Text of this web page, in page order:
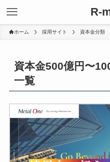
R-
ホーム 採用サイト 資本金分類
資本金500億円〜
一覧